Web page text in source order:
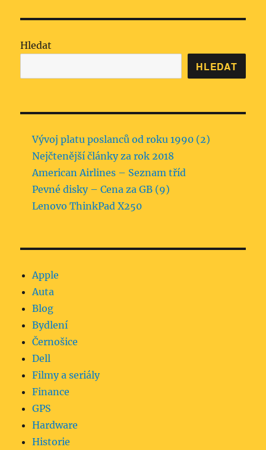
Hledat
HLEDAT
Vývoj platu poslanců od roku 1990 (2)
Nejčtenější články za rok 2018
American Airlines – Seznam tříd
Pevné disky – Cena za GB (9)
Lenovo ThinkPad X250
Apple
Auta
Blog
Bydlení
Černošice
Dell
Filmy a seriály
Finance
GPS
Hardware
Historie